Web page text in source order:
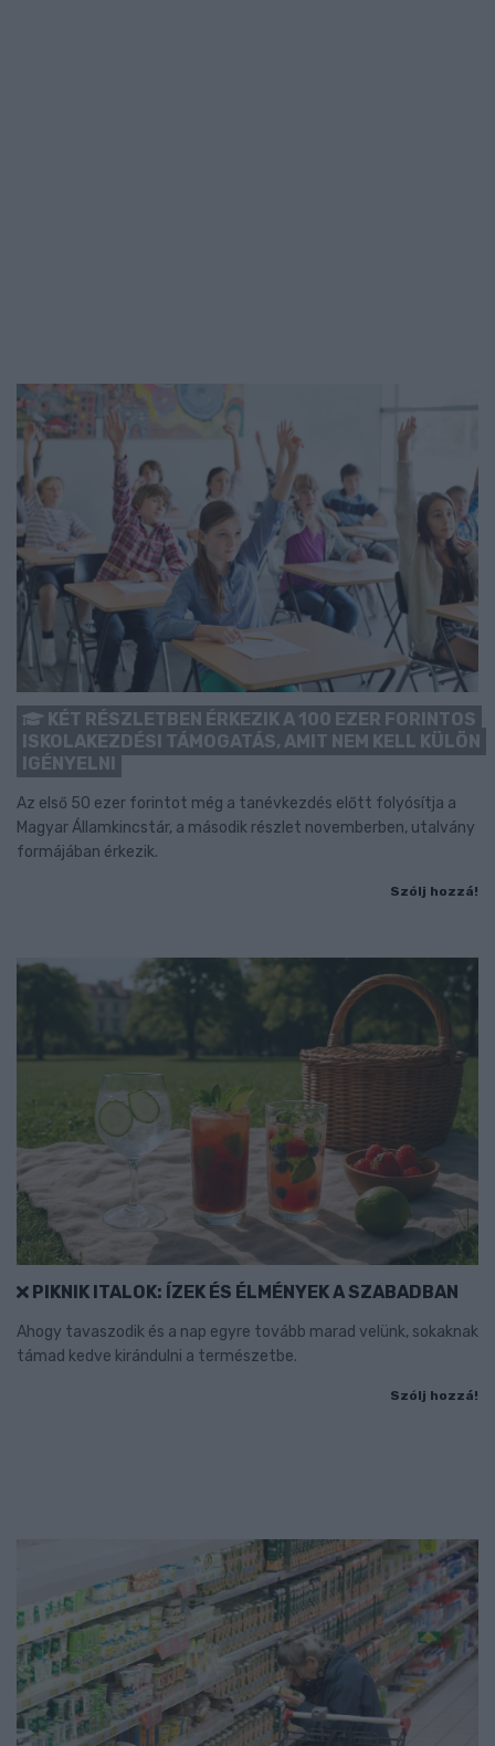
KÉT RÉSZLETBEN ÉRKEZIK A 100 EZER FORINTOS
ISKOLAKEZDÉSI TÁMOGATÁS, AMIT NEM KELL KÜLÖN
IGÉNYELNI
Az első 50 ezer forintot még a tanévkezdés előtt folyósítja a
Magyar Államkincstár, a második részlet novemberben, utalvány
formájában érkezik.
Szólj hozzá!
PIKNIK ITALOK: ÍZEK ÉS ÉLMÉNYEK A SZABADBAN
Ahogy tavaszodik és a nap egyre tovább marad velünk, sokaknak
támad kedve kirándulni a természetbe.
Szólj hozzá!